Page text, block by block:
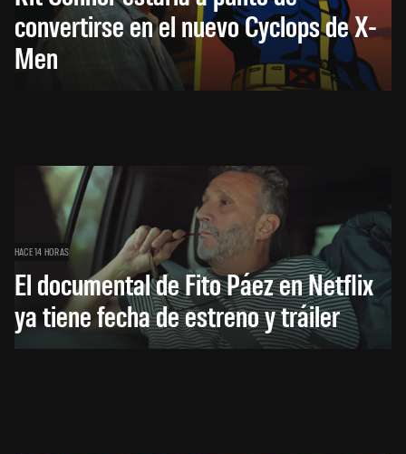
convertirse en el nuevo Cyclops de X-
Men
HACE 14 HORAS
El documental de Fito Páez en Netflix
ya tiene fecha de estreno y tráiler